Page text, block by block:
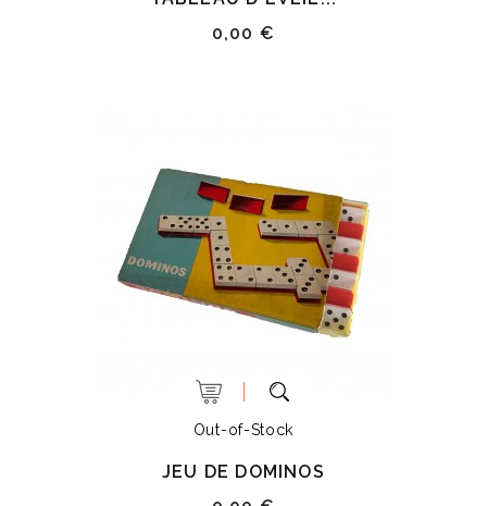
0,00 €
Out-of-Stock
JEU DE DOMINOS